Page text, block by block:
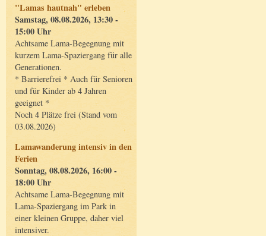
"Lamas hautnah" erleben
Samstag, 08.08.2026, 13:30 -
15:00 Uhr
Achtsame Lama-Begegnung mit
kurzem Lama-Spaziergang für alle
Generationen.
* Barrierefrei * Auch für Senioren
und für Kinder ab 4 Jahren
geeignet *
Noch 4 Plätze frei (Stand vom
03.08.2026)
Lamawanderung intensiv in den
Ferien
Sonntag, 08.08.2026, 16:00 -
18:00 Uhr
Achtsame Lama-Begegnung mit
Lama-Spaziergang im Park in
einer kleinen Gruppe, daher viel
intensiver.